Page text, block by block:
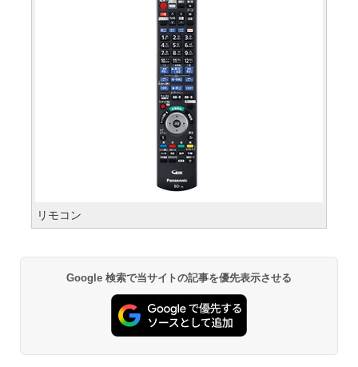
リモコン
Google 検索で当サイトの記事を優先表示させる